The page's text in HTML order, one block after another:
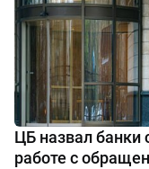
ЦБ назвал банки
работе с